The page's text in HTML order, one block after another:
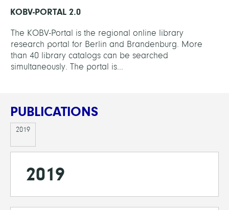
KOBV-PORTAL 2.0
The KOBV-Portal is the regional online library
research portal for Berlin and Brandenburg. More
than 40 library catalogs can be searched
simultaneously. The portal is...
PUBLICATIONS
2019
2019